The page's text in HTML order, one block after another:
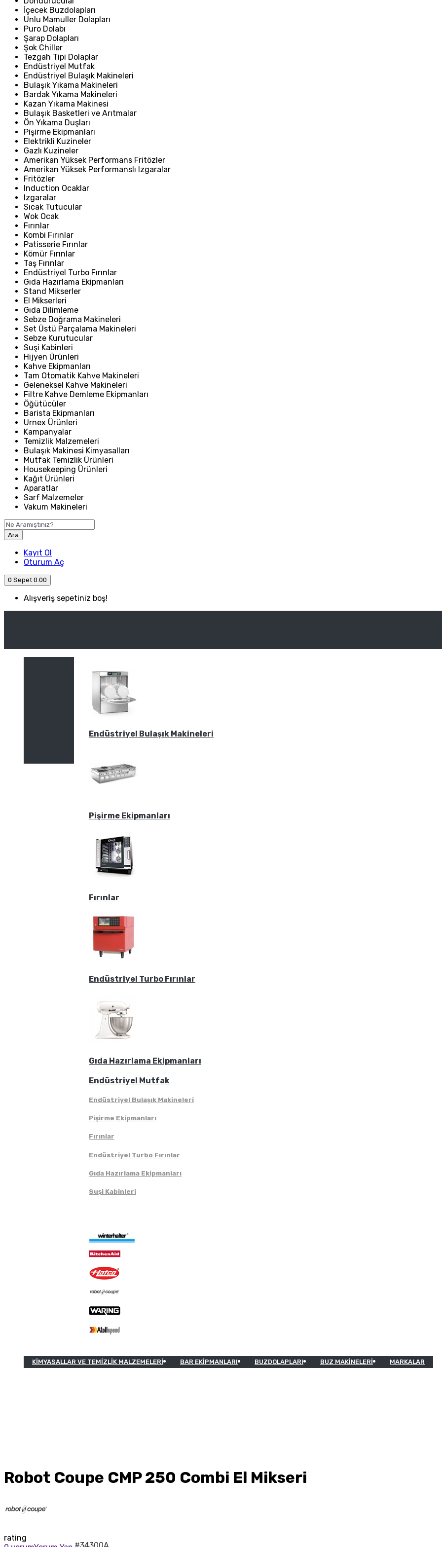
İçecek Buzdolapları
Unlu Mamuller Dolapları
Puro Dolabı
Şarap Dolapları
Şok Chiller
Tezgah Tipi Dolaplar
Endüstriyel Mutfak
Endüstriyel Bulaşık Makineleri
Bulaşık Yıkama Makineleri
Bardak Yıkama Makineleri
Kazan Yıkama Makinesi
Bulaşık Basketleri ve Arıtmalar
Ön Yıkama Duşları
Pişirme Ekipmanları
Elektrikli Kuzineler
Gazlı Kuzineler
Amerikan Yüksek Performans Fritözler
Amerikan Yüksek Performanslı Izgaralar
Fritözler
Induction Ocaklar
Izgaralar
Sıcak Tutucular
Wok Ocak
Fırınlar
Kombi Fırınlar
Patisserie Fırınlar
Kömür Fırınlar
Taş Fırınlar
Endüstriyel Turbo Fırınlar
Gıda Hazırlama Ekipmanları
Stand Mikserler
El Mikserleri
Gıda Dilimleme
Sebze Doğrama Makineleri
Set Üstü Parçalama Makineleri
Sebze Kurutucular
Suşi Kabinleri
Hijyen Ürünleri
Kahve Ekipmanları
Tam Otomatik Kahve Makineleri
Geleneksel Kahve Makineleri
Filtre Kahve Demleme Ekipmanları
Öğütücüler
Barista Ekipmanları
Urnex Ürünleri
Kampanyalar
Temizlik Malzemeleri
Bulaşık Makinesi Kimyasalları
Mutfak Temizlik Ürünleri
Housekeeping Ürünleri
Kağıt Ürünleri
Aparatlar
Sarf Malzemeler
Vakum Makineleri
Ara
Kayıt Ol
Oturum Aç
0 Sepet 0.00
Alışveriş sepetiniz boş!
Kategori
Endüstriyel Bulaşık Makineleri
Pişirme Ekipmanları
Fırınlar
Endüstriyel Turbo Fırınlar
Gıda Hazırlama Ekipmanları
Endüstriyel Mutfak
Endüstriyel Bulaşık Makineleri
Pişirme Ekipmanları
Fırınlar
Endüstriyel Turbo Fırınlar
Gıda Hazırlama Ekipmanları
Suşi Kabinleri
KIMYASALLAR VE TEMIZLIK MALZEMELERI BAR EKIPMANLARI BUZDOLAPLARI BUZ MAKINELERI MARKALAR
Robot Coupe CMP 250 Combi El Mikseri
rating
#34300A